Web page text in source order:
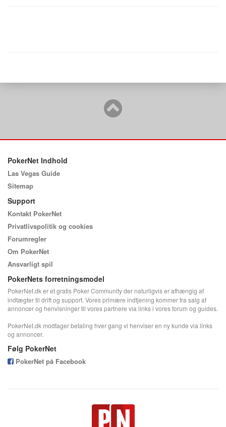
PokerNet Indhold
Las Vegas Guide
Sitemap
Support
Kontakt PokerNet
Privatlivspolitik og cookies
Forumregler
Om PokerNet
Ansvarligt spil
PokerNets forretningsmodel
PokerNet.dk er et gratis Poker Community der naturligvis er afhængig af
indtægter til drift og support. Vores primære indtjening kommer fra salg af
annoncer og henvisninger til vores partnere via links i vores forum og guides.
PokerNet.dk modtager betaling hver gang vi henviser en ny kunde via links
og annoncer.
Følg PokerNet
PokerNet på Facebook